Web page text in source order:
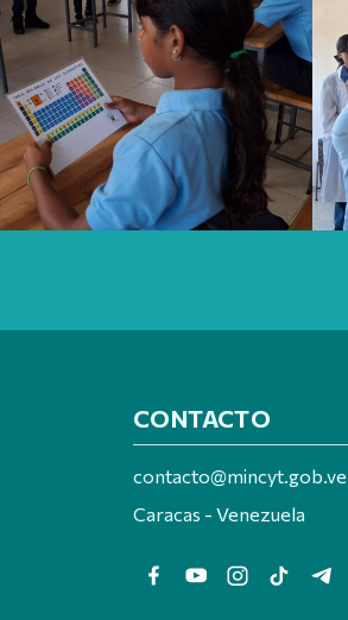
CONTACTO
contacto@mincyt.gob.ve
Caracas - Venezuela